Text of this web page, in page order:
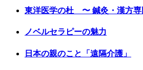
東洋医学の杜 〜 鍼灸・漢方専
ノベルセラピーの魅力
日本の親のこと「遠隔介護」